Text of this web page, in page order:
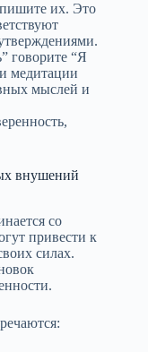
их. Это
говорите “Я
медитации
мыслей и
внушений
со
привести к
силах.